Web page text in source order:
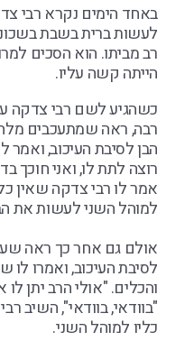
באחד הימים נקרא רבי
לעשות ברית בשבת
רב מביתו. הוא הסכים
הייתה קשה עליו.
כשהגיע לשם רבי צדקה
רבה, ראה שמתעכבים
הבן לסיבת העיכוב, ואמר
רוצה לתת לו, ואני חוכך
אמר לו רבי צדקה שאין
למוהל השני לעשות את
אולם גם אחר כך ראה
לסיבת העיכוב, ואמרו
והכלים. "אולי הרב יתן
"בוודאי, בוודאי", השיב
כליו למוהל השני.